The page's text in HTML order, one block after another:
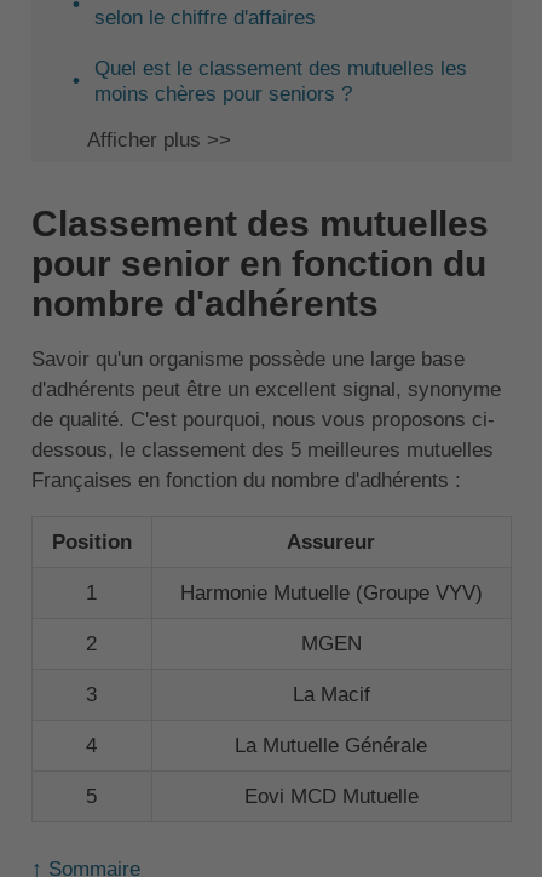
selon le chiffre d'affaires
Quel est le classement des mutuelles les
moins chères pour seniors ?
Afficher plus >>
Classement des mutuelles
pour senior en fonction du
nombre d'adhérents
Savoir qu'un organisme possède une large base
d'adhérents peut être un excellent signal, synonyme
de qualité. C'est pourquoi, nous vous proposons ci-
dessous, le classement des 5 meilleures mutuelles
Françaises en fonction du nombre d'adhérents :
Position Assureur
1 Harmonie Mutuelle (Groupe VYV)
2 MGEN
3 La Macif
4 La Mutuelle Générale
5 Eovi MCD Mutuelle
↑ Sommaire